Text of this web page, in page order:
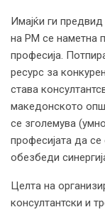
Имајќи ги
на РМ се наметна
професија.
ресурс за
става
македонското
се зголемува
професијата да
обезбеди
Целта на
консултантски и